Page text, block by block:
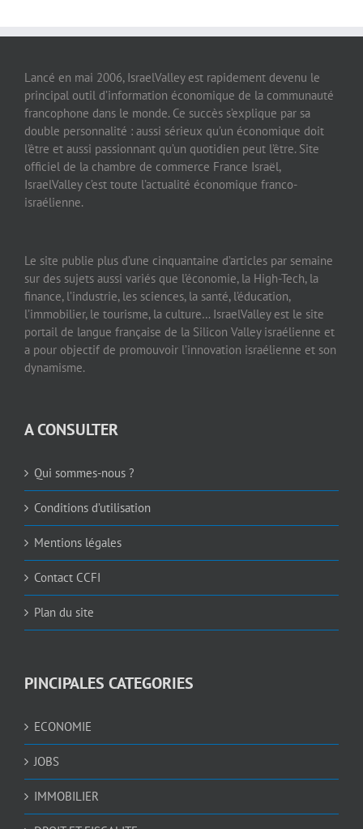
Lancé en mai 2006, IsraelValley est rapidement devenu le
principal outil d’information économique de la communauté
francophone dans le monde. Ce succès s’explique par sa
double personnalité : aussi sérieux qu’un économique doit
l’être et aussi passionnant qu’un quotidien peut l’être. Site
officiel de la chambre de commerce France Israël,
IsraelValley c’est toute l’actualité économique franco-
israélienne.
Le site publie plus d’une cinquantaine d’articles par semaine
sur des sujets aussi variés que l’économie, la High-Tech, la
finance, l’industrie, les sciences, la santé, l’éducation,
l’immobilier, le tourisme, la culture… IsraelValley est le site
portail de langue française de la Silicon Valley israélienne et
a pour objectif de promouvoir l’innovation israélienne et son
dynamisme.
A CONSULTER
Qui sommes-nous ?
Conditions d’utilisation
Mentions légales
Contact CCFI
Plan du site
PINCIPALES CATEGORIES
ECONOMIE
JOBS
IMMOBILIER